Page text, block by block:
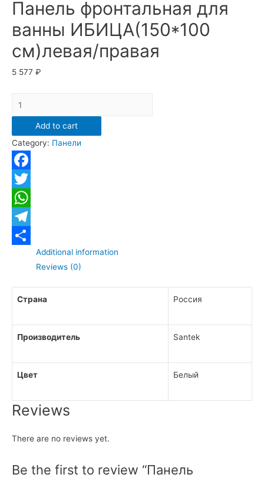
Панель фронтальная для
ванны ИБИЦА(150*100
см)левая/правая
5 577 ₽
Панель
фронтальная
ванны
ИБИЦА(150*100
см)левая/
правая
quantity
Add to cart
Category: Панели
Facebook
Twitter
WhatsApp
Telegram
ОтправитьAdditional information
Reviews (0)
Страна Россия
Производитель Santek
Цвет Белый
Reviews
There are no reviews yet.
Be the first to review “Панель